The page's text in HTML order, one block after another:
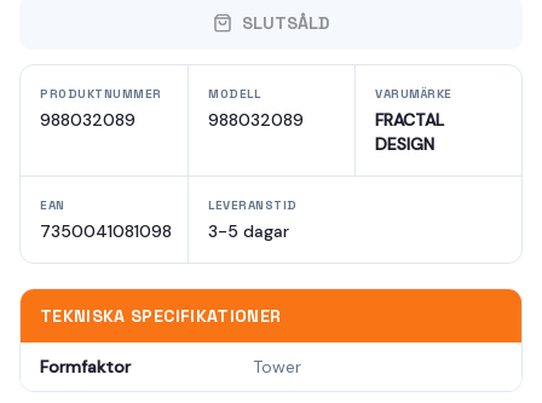
SLUTSÅLD
PRODUKTNUMMER
988032089
MODELL
988032089
VARUMÄRKE
FRACTAL
DESIGN
EAN
7350041081098
LEVERANSTID
3-5 dagar
TEKNISKA SPECIFIKATIONER
Formfaktor Tower